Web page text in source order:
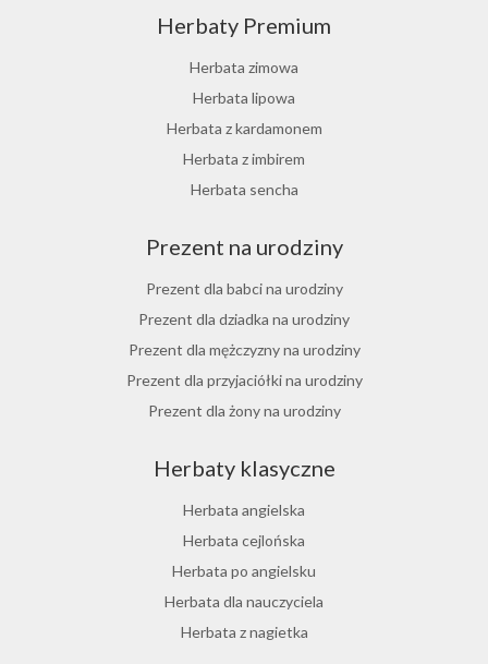
Ostrokrzew paragwajski
Hibiskus herbata
Herbata różana
Herbata z lukrecji
Herbata z rokitnika
Herbata jesienna
Herbaty Premium
Herbata zimowa
Herbata lipowa
Herbata z kardamonem
Herbata z imbirem
Herbata sencha
Herbata jaśminowa
Herbata jasminowa
Herbata rumiankowa
Koper włoski herbata
Herbata z goździkami
Herbata z cynamonem
Prezent na urodziny
Prezent dla babci na urodziny
Prezent dla dziadka na urodziny
Prezent dla mężczyzny na urodziny
Prezent dla przyjaciółki na urodziny
Prezent dla żony na urodziny
Prezent dla dziewczyny na urodziny
Prezent dla koleżanki na urodziny
Prezent dla mamy na urodziny
Prezent dla taty na urodziny
Prezent dla męża na urodziny
Prezent dla przyjaciela na urodziny
Herbaty klasyczne
Herbata angielska
Herbata cejlońska
Herbata po angielsku
Herbata dla nauczyciela
Herbata z nagietka